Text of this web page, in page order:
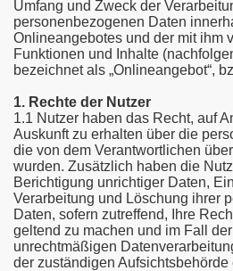
Umfang und Zweck der
personenbezogenen Daten
Onlineangebotes und der mit ihm
Funktionen und Inhalte
bezeichnet als „Onlineangebot“,
1. Rechte der Nutzer
1.1 Nutzer haben das Recht, auf
Auskunft zu erhalten über die
die von dem Verantwortlichen
wurden. Zusätzlich haben die
Berichtigung unrichtiger Daten,
Verarbeitung und Löschung ihrer
Daten, sofern zutreffend, Ihre
geltend zu machen und im Fall
unrechtmäßigen
der zuständigen Aufsichtsbehörde